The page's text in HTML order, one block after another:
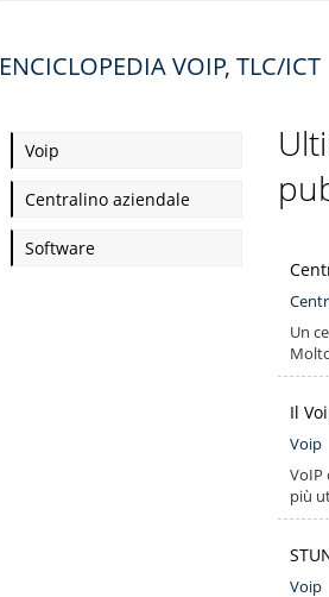
ENCICLOPEDIA VOIP, TLC/ICT
Voip
Centralino aziendale
Software
Un
Il
Voip
VoIP
più
Voip